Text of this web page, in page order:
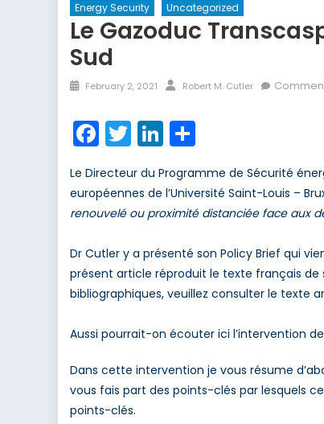
Energy Security Uncategorized
Le Gazoduc
Sud
Posted
February 2, 2021 Author
Robert M. Cutler
Facebook
TwitterLinkedIn
Le Directeur du Programme de Sécurité
européennes de l’Université Saint-Louis –
renouvelé ou proximité distanciée face aux
Dr Cutler y a présenté son Policy Brief qui
présent article réproduit le texte français
bibliographiques, veuillez consulter le texte
Aussi pourrait-on écouter ici l’intervention
Dans cette intervention je vous résume
vous fais part des points-clés par lesquels
points-clés.